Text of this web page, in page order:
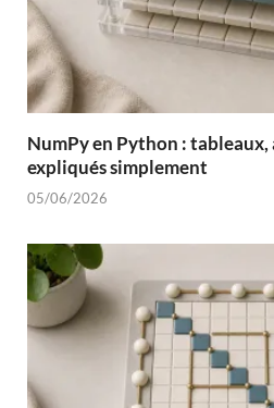
NumPy en Python : tableaux,
expliqués simplement
05/06/2026